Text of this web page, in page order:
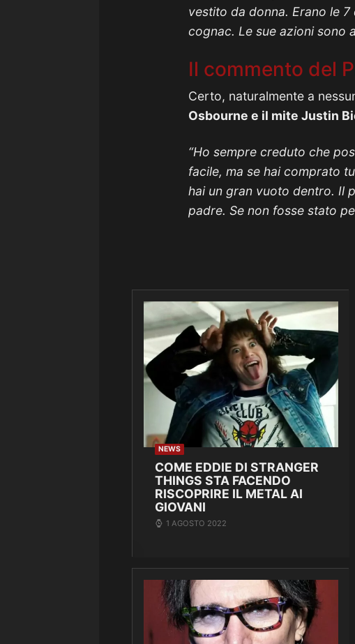
vestito da donna. Erano le 7
cognac. Le sue azioni sono
Il commento del
Certo, naturalmente a
Osbourne e il mite Justin
“Ho sempre creduto che
facile, ma se hai comprato
hai un gran vuoto dentro. Il
padre. Se non fosse stato
NEWS
COME EDDIE DI STRANGER
THINGS STA FACENDO
RISCOPRIRE IL METAL AI
GIOVANI
1 AGOSTO 2022